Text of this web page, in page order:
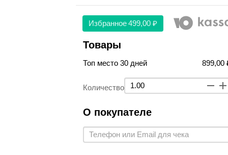
Избранное 499,00 ₽
Товары
Топ место 30 дней 899,00
Количество
О покупателе